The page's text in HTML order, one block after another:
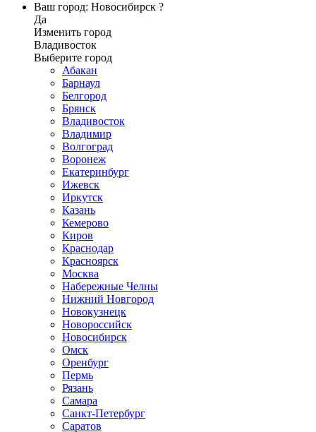
Ваш город: Новосибирск ?
Да
Изменить город
Владивосток
Выберите город
Абакан
Барнаул
Белгород
Брянск
Владивосток
Владимир
Волгоград
Воронеж
Екатеринбург
Ижевск
Иркутск
Казань
Кемерово
Киров
Краснодар
Красноярск
Москва
Набережные Челны
Нижний Новгород
Новокузнецк
Новороссийск
Новосибирск
Омск
Оренбург
Пермь
Рязань
Самара
Санкт-Петербург
Саратов